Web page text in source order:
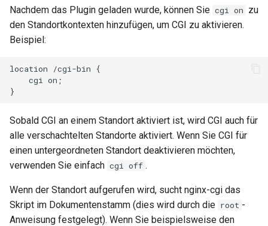
string
t1k
tags
tarantool
template
test
timer
tlc
Nachdem das Plugin geladen wurde, können Sie cgi on zu
den Standortkontexten hinzufügen, um CGI zu aktivieren.
Beispiel:
location /cgi-bin {
    cgi on;
Sobald CGI an einem Standort aktiviert ist, wird CGI auch für
alle verschachtelten Standorte aktiviert. Wenn Sie CGI für
einen untergeordneten Standort deaktivieren möchten,
verwenden Sie einfach cgi off .
Wenn der Standort aufgerufen wird, sucht nginx-cgi das
Skript im Dokumentenstamm (dies wird durch die root -
Anweisung festgelegt). Wenn Sie beispielsweise den